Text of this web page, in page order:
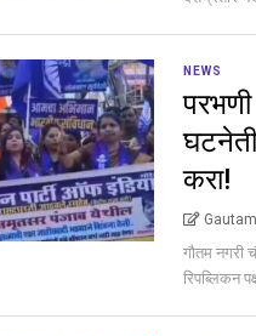
NEWS
परभणी
करा!
गौतम नगरी
रिपब्लिकन